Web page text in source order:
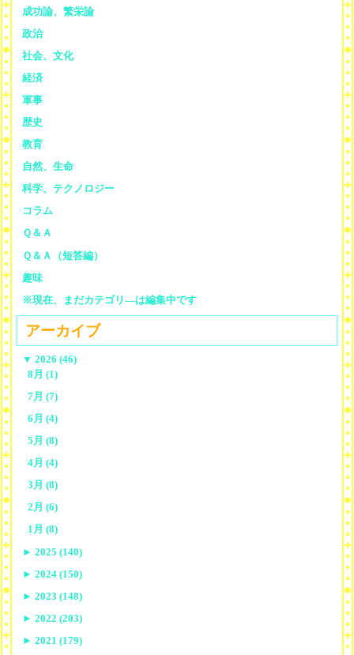
成功論、繁栄論
政治
社会、文化
経済
軍事
歴史
教育
自然、生命
科学、テクノロジー
コラム
Ｑ＆Ａ
Ｑ＆Ａ（短答編）
趣味
※現在、まだカテゴリ—は編集中です
アーカイブ
▼ 2026 (46)
8月 (1)
7月 (7)
6月 (4)
5月 (8)
4月 (4)
3月 (8)
2月 (6)
1月 (8)
► 2025 (140)
► 2024 (150)
► 2023 (148)
► 2022 (203)
► 2021 (179)